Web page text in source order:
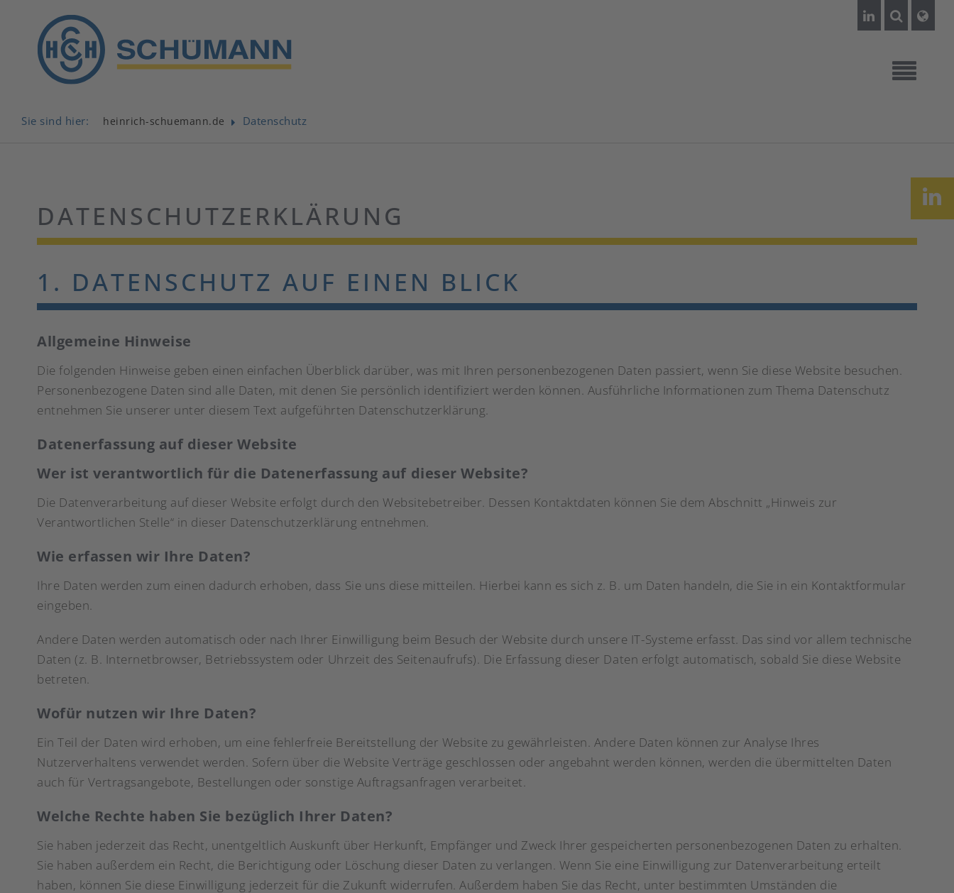
Sie sind hier: heinrich-schuemann.de Datenschutz
DATENSCHUTZ­ERKLÄRUNG
1. DATENSCHUTZ AUF EINEN BLICK
Allgemeine Hinweise
Die folgenden Hinweise geben einen einfachen Überblick darüber, was mit Ihren personenbezogenen Daten passiert, wenn Sie diese Website besuchen.
Personenbezogene Daten sind alle Daten, mit denen Sie persönlich identifiziert werden können. Ausführliche Informationen zum Thema Datenschutz
entnehmen Sie unserer unter diesem Text aufgeführten Datenschutzerklärung.
Datenerfassung auf dieser Website
Wer ist verantwortlich für die Datenerfassung auf dieser Website?
Die Datenverarbeitung auf dieser Website erfolgt durch den Websitebetreiber. Dessen Kontaktdaten können Sie dem Abschnitt „Hinweis zur
Verantwortlichen Stelle“ in dieser Datenschutzerklärung entnehmen.
Wie erfassen wir Ihre Daten?
Ihre Daten werden zum einen dadurch erhoben, dass Sie uns diese mitteilen. Hierbei kann es sich z. B. um Daten handeln, die Sie in ein Kontaktformular
eingeben.
Andere Daten werden automatisch oder nach Ihrer Einwilligung beim Besuch der Website durch unsere IT-Systeme erfasst. Das sind vor allem technische
Daten (z. B. Internetbrowser, Betriebssystem oder Uhrzeit des Seitenaufrufs). Die Erfassung dieser Daten erfolgt automatisch, sobald Sie diese Website
betreten.
Wofür nutzen wir Ihre Daten?
Ein Teil der Daten wird erhoben, um eine fehlerfreie Bereitstellung der Website zu gewährleisten. Andere Daten können zur Analyse Ihres
Nutzerverhaltens verwendet werden. Sofern über die Website Verträge geschlossen oder angebahnt werden können, werden die übermittelten Daten
auch für Vertragsangebote, Bestellungen oder sonstige Auftragsanfragen verarbeitet.
Welche Rechte haben Sie bezüglich Ihrer Daten?
Sie haben jederzeit das Recht, unentgeltlich Auskunft über Herkunft, Empfänger und Zweck Ihrer gespeicherten personenbezogenen Daten zu erhalten.
Sie haben außerdem ein Recht, die Berichtigung oder Löschung dieser Daten zu verlangen. Wenn Sie eine Einwilligung zur Datenverarbeitung erteilt
haben, können Sie diese Einwilligung jederzeit für die Zukunft widerrufen. Außerdem haben Sie das Recht, unter bestimmten Umständen die